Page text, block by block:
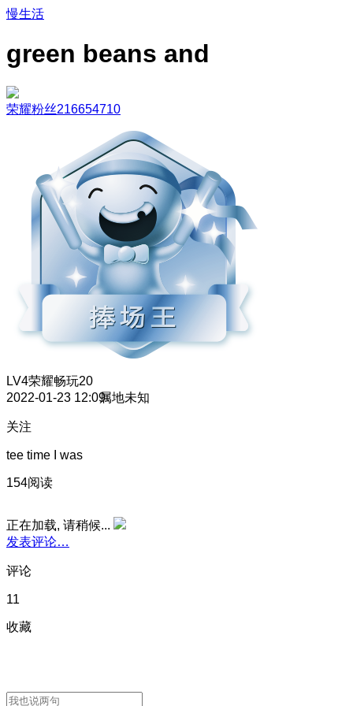
慢生活
green beans and
荣耀粉丝216654710
LV4荣耀畅玩20
2022-01-23 12:09属地未知
关注
tee time I was
154阅读
正在加载, 请稍候...
发表评论…
评论
11
收藏